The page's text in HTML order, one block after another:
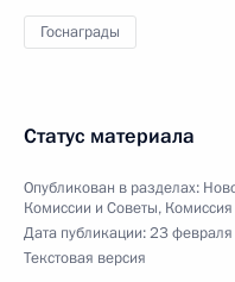
Госнаграды
Статус материала
Опубликован в разделах:
Комиссии и Советы,
Дата публикации:23
Текстовая версия